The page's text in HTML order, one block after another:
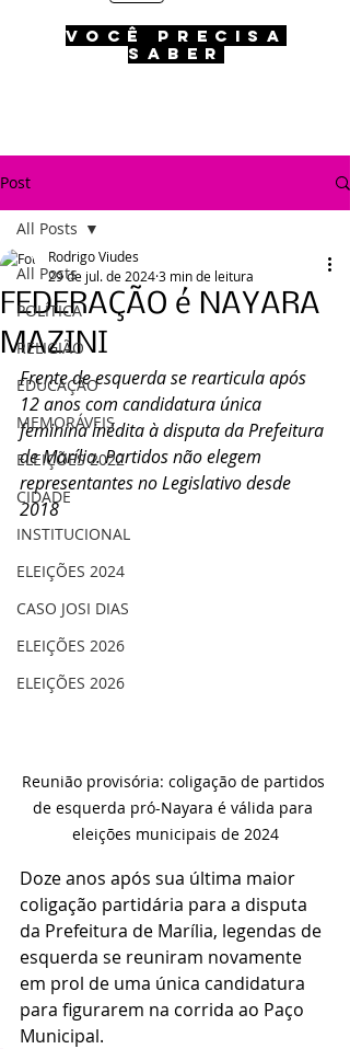
VOCÊ PRECISA
SABER
Post
All Posts
POLÍTICA
RELIGIÃO
EDUCAÇÃO
MEMORÁVEIS
ELEIÇÕES 2022
CIDADE
INSTITUCIONAL
ELEIÇÕES 2024
CASO JOSI DIAS
ELEIÇÕES 2026
ELEIÇÕES 2026
All Posts
FEDERAÇÃO é NAYARA
MAZINI
Rodrigo Viudes
29 de jul. de 20243 min de leitura
Frente de esquerda se rearticula após
12 anos com candidatura única
feminina inédita à disputa da Prefeitura
de Marília. Partidos não elegem
representantes no Legislativo desde
2018
Reunião provisória: coligação de partidos
de esquerda pró-Nayara é válida para
eleições municipais de 2024
Doze anos após sua última maior
coligação partidária para a disputa
da Prefeitura de Marília, legendas de
esquerda se reuniram novamente
em prol de uma única candidatura
para figurarem na corrida ao Paço
Municipal.